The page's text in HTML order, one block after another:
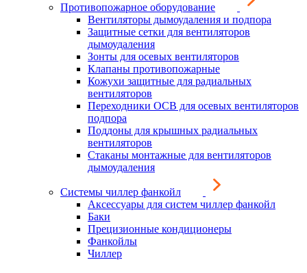
Противопожарное оборудование
Вентиляторы дымоудаления и подпора
Защитные сетки для вентиляторов
дымоудаления
Зонты для осевых вентиляторов
Клапаны противопожарные
Кожухи защитные для радиальных
вентиляторов
Переходники ОСВ для осевых вентиляторов
подпора
Поддоны для крышных радиальных
вентиляторов
Стаканы монтажные для вентиляторов
дымоудаления
Системы чиллер фанкойл
Аксессуары для систем чиллер фанкойл
Баки
Прецизионные кондиционеры
Фанкойлы
Чиллер